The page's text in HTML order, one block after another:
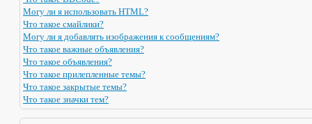
Могу ли я использовать HTML?
Что такое смайлики?
Могу ли я добавлять изображения к сообщениям?
Что такое важные объявления?
Что такое объявления?
Что такое прилепленные темы?
Что такое закрытые темы?
Что такое значки тем?